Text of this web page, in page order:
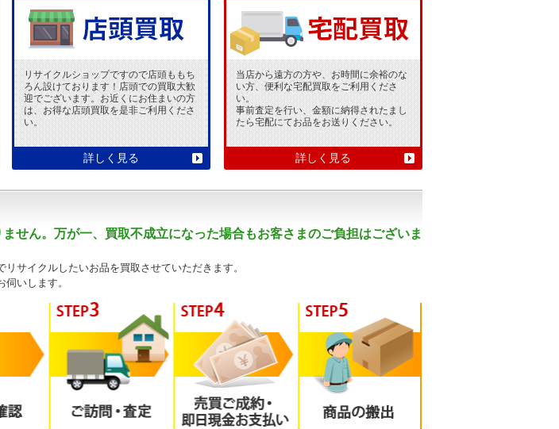
リサイクルショップですので店頭ももち
ろん設けております！店頭での買取大歓
迎でございます。お近くにお住まいの方
は、お得な店頭買取を是非ご利用くださ
い。
詳しく見る
当店から遠方の方や、お時間に余裕のな
い方、便利な宅配買取をご利用くださ
い。
事前査定を行い、金額に納得されたまし
たら宅配にてお品をお送りください。
詳しく見る
せん。万が一、買取不成立になった場合もお客さまのご負担はございま
サイクルしたいお品を買取させていただきます。
いします。